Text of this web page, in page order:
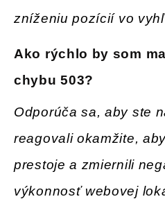
zníženiu pozícií vo
Ako rýchlo by som
chybu 503?
Odporúča sa, aby ste
reagovali okamžite,
prestoje a zmiernili
výkonnosť webovej